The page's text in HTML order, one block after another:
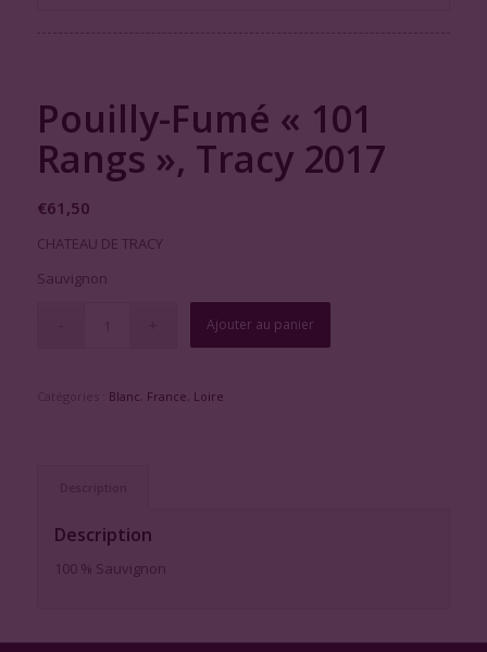
Pouilly-Fumé « 101
Rangs », Tracy 2017
€61,50
CHATEAU DE TRACY
Sauvignon
Ajouter au panier
Blanc France Loire
Description
100 % Sauvignon